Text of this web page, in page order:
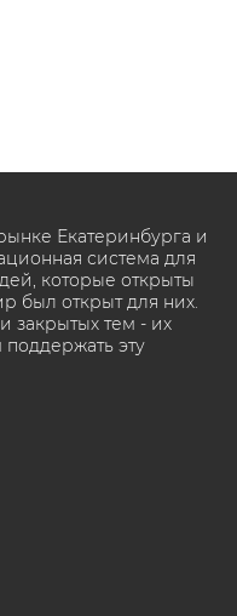
Екатеринбурга и
система для
которые открыты
был открыт для них.
закрытых тем - их
эту